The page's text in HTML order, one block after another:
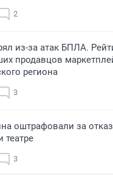
2
из-за атак БПЛА.
продавцов
региона
3
оштрафовали за
театре
3